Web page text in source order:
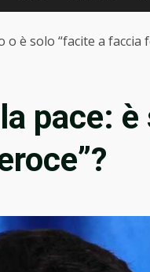
è solo “facite a faccia
pace: